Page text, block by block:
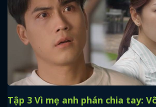
Tập 3 Vì mẹ anh phán chia tay: